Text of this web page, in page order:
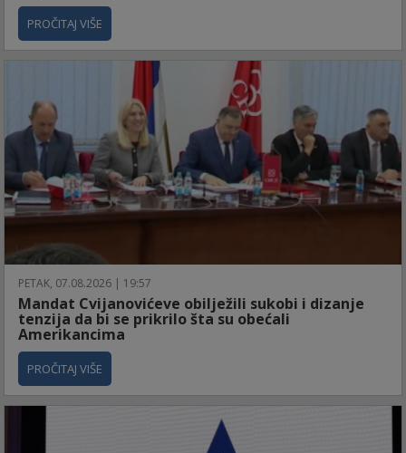
PROČITAJ VIŠE
PETAK, 07.08.2026 | 19:57
Mandat Cvijanovićeve obilježili sukobi i dizanje
tenzija da bi se prikrilo šta su obećali
Amerikancima
PROČITAJ VIŠE